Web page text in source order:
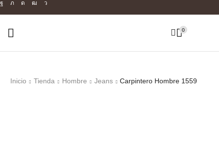
0
Inicio Tienda Hombre Jeans Carpintero Hombre 1559